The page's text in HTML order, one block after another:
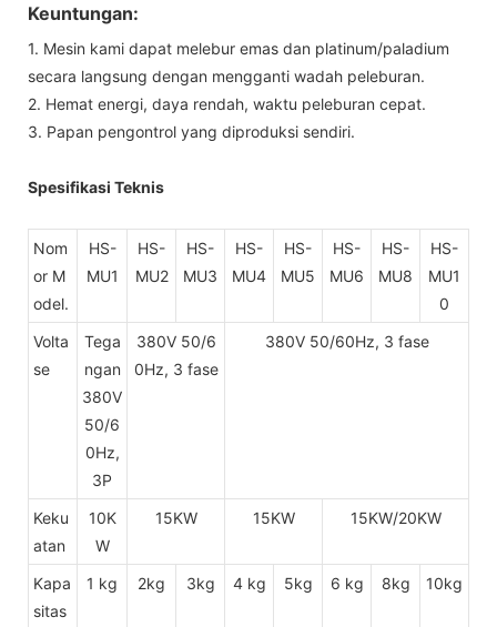
Keuntungan:
1. Mesin kami dapat melebur emas dan platinum/paladium
secara langsung dengan mengganti wadah peleburan.
2. Hemat energi, daya rendah, waktu peleburan cepat.
3. Papan pengontrol yang diproduksi sendiri.
Spesifikasi Teknis
Nom
or M
odel.
HS-
MU1
HS-
MU2
HS-
MU3
HS-
MU4
HS-
MU5
HS-
MU6
HS-
MU8
HS-
MU1
0
Volta
se
Tega
ngan
380V
50/6
0Hz,
3P
380V 50/6
0Hz, 3 fase
380V 50/60Hz, 3 fase
Keku
atan
10K
W
15KW 15KW 15KW/20KW
Kapa
sitas
1 kg 2kg 3kg 4 kg 5kg 6 kg 8kg 10kg